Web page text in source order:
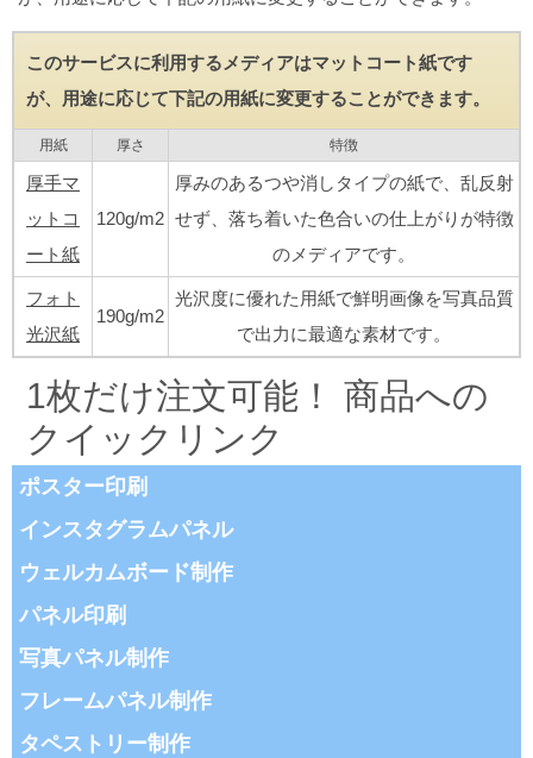
用紙 厚さ 特徴
このサービスに利用するメディアはマットコート紙です
が、用途に応じて下記の用紙に変更することができます。
厚手マ
ットコ
ート紙
120g/m2
厚みのあるつや消しタイプの紙で、乱反射
せず、落ち着いた色合いの仕上がりが特徴
のメディアです。
フォト
光沢紙
190g/m2
光沢度に優れた用紙で鮮明画像を写真品質
で出力に最適な素材です。
1枚だけ注文可能！ 商品への
クイックリンク
ポスター印刷
インスタグラムパネル
ウェルカムボード制作
パネル印刷
写真パネル制作
フレームパネル制作
タペストリー制作